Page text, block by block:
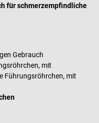
für schmerzempfindliche
Gebrauch
mit
Führungsröhrchen, mit